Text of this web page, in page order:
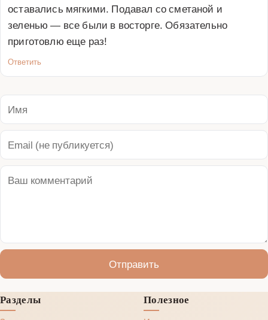
оставались мягкими. Подавал со сметаной и
зеленью — все были в восторге. Обязательно
приготовлю еще раз!
Ответить
Отправить
Разделы
Полезное